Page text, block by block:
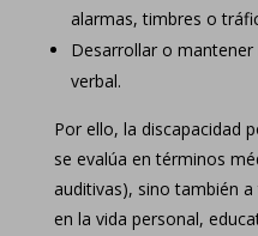
alarmas, timbres o
Desarrollar o
verbal.
Por ello, la discapacidad
se evalúa en términos
auditivas), sino también a
en la vida personal,